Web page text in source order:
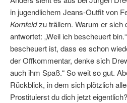
in jugendlichem Jeans-Outfit von
Kornfeldzu trällern. Warum er sich
antwortet: „Weil ich bescheuert
bescheuert ist, dass es schon
der Offkommentar, denke sich
auch ihm Spaß.“ So weit so gut.
Rückblick, in dem sich plötzlich
Prostituierst du dich jetzt